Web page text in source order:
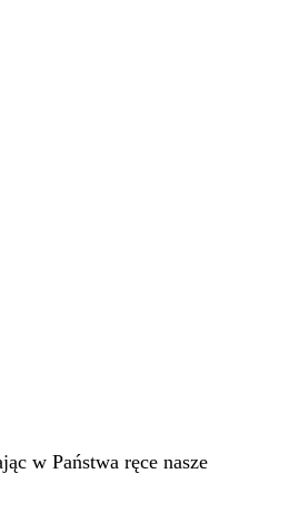
w Państwa ręce nasze